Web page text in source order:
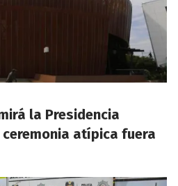
la Presidencia
atípica fuera